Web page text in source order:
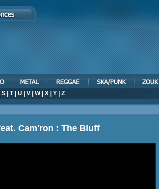
S T| U V W| X Y Z
Cam'ron : The Bluff